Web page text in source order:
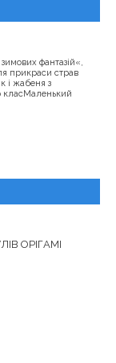
фантазій«,
прикраси страв
і жабеня з
класМаленький
ОРІГАМІ